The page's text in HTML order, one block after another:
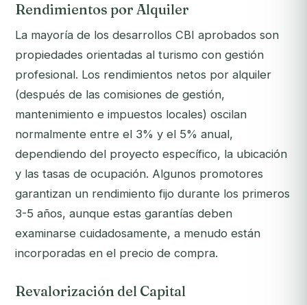
Rendimientos por Alquiler
La mayoría de los desarrollos CBI aprobados son
propiedades orientadas al turismo con gestión
profesional. Los rendimientos netos por alquiler
(después de las comisiones de gestión,
mantenimiento e impuestos locales) oscilan
normalmente entre el 3% y el 5% anual,
dependiendo del proyecto específico, la ubicación
y las tasas de ocupación. Algunos promotores
garantizan un rendimiento fijo durante los primeros
3-5 años, aunque estas garantías deben
examinarse cuidadosamente, a menudo están
incorporadas en el precio de compra.
Revalorización del Capital